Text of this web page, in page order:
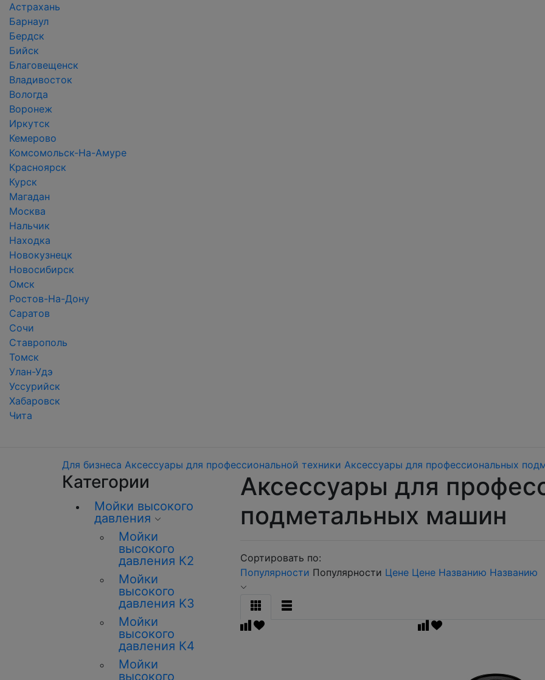
Астрахань
Барнаул
Бердск
Бийск
Благовещенск
Владивосток
Вологда
Воронеж
Иркутск
Кемерово
Комсомольск-На-Амуре
Красноярск
Курск
Магадан
Москва
Нальчик
Находка
Новокузнецк
Новосибирск
Омск
Ростов-На-Дону
Саратов
Сочи
Ставрополь
Томск
Улан-Удэ
Уссурийск
Хабаровск
Чита
Для бизнеса Аксессуары для профессиональной техники Аксессуары для профессиональных
Категории
Мойки высокого
давления
Мойки
высокого
давления К2
Мойки
высокого
давления K3
Мойки
высокого
давления К4
Мойки
высокого
Аксессуары для
подметальных машин
Сортировать по:
Популярности Популярности Цене Цене Названию Названию